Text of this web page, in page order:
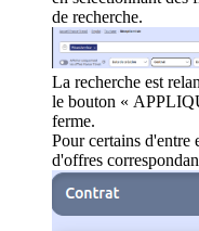
de recherche.
La recherche est
le bouton «
ferme.
Pour certains d'entre
d'offres